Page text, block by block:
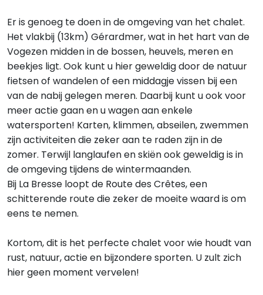
Er is genoeg te doen in de omgeving van het chalet.
Het vlakbij (13km) Gérardmer, wat in het hart van de
Vogezen midden in de bossen, heuvels, meren en
beekjes ligt. Ook kunt u hier geweldig door de natuur
fietsen of wandelen of een middagje vissen bij een
van de nabij gelegen meren. Daarbij kunt u ook voor
meer actie gaan en u wagen aan enkele
watersporten! Karten, klimmen, abseilen, zwemmen
zijn activiteiten die zeker aan te raden zijn in de
zomer. Terwijl langlaufen en skiën ook geweldig is in
de omgeving tijdens de wintermaanden.
Bij La Bresse loopt de Route des Crêtes, een
schitterende route die zeker de moeite waard is om
eens te nemen.
Kortom, dit is het perfecte chalet voor wie houdt van
rust, natuur, actie en bijzondere sporten. U zult zich
hier geen moment vervelen!